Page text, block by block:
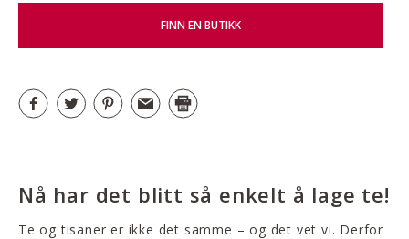
FINN EN BUTIKK
Nå har det blitt så enkelt å lage te!
Te og tisaner er ikke det samme – og det vet vi. Derfor